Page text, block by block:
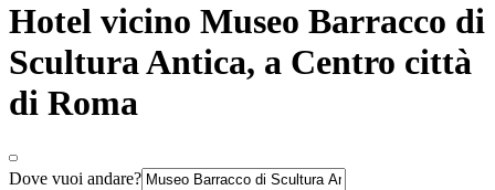
Hotel vicino Museo Barracco di
Scultura Antica, a Centro città
di Roma
Dove vuoi andare?